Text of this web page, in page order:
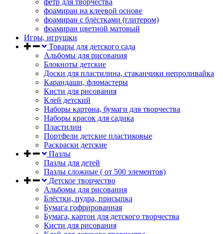
фетр для творчества
фоамиран на клеевой основе
фоамиран с блёстками (глитером)
фоамиран цветной матовый
Игры, игрушки
Товары для детского сада
Альбомы для рисования
Блокноты детские
Доски для пластилина, стаканчики непроливайка
Карандаши, фломастеры
Кисти для рисования
Клей детский
Наборы картона, бумаги для творчества
Наборы красок для садика
Пластилин
Портфели детские пластиковые
Раскраски детские
Пазлы
Пазлы для детей
Пазлы сложные ( от 500 элементов)
Детское творчество
Альбомы для рисования
Блёстки, пудра, присыпка
Бумага гофрированная
Бумага, картон для детского творчества
Кисти для рисования